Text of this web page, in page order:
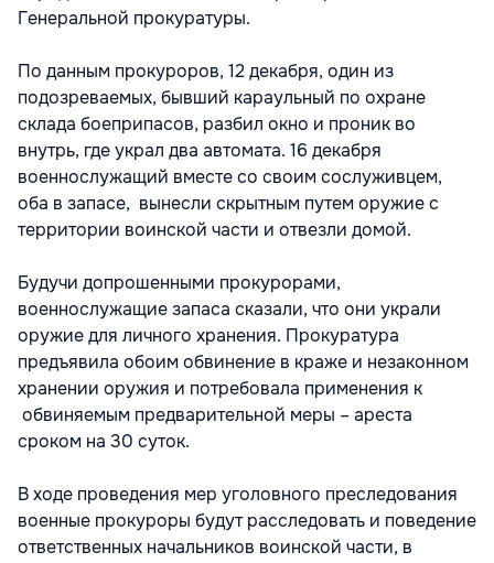
Генеральной прокуратуры.
По данным прокуроров, 12 декабря, один из
подозреваемых, бывший караульный по охране
склада боеприпасов, разбил окно и проник во
внутрь, где украл два автомата. 16 декабря
военнослужащий вместе со своим сослуживцем,
оба в запасе, вынесли скрытным путем оружие с
территории воинской части и отвезли домой.
Будучи допрошенными прокурорами,
военнослужащие запаса сказали, что они украли
оружие для личного хранения. Прокуратура
предъявила обоим обвинение в краже и незаконном
хранении оружия и потребовала применения к
обвиняемым предварительной меры – ареста
сроком на 30 суток.
В ходе проведения мер уголовного преследования
военные прокуроры будут расследовать и поведение
ответственных начальников воинской части, в